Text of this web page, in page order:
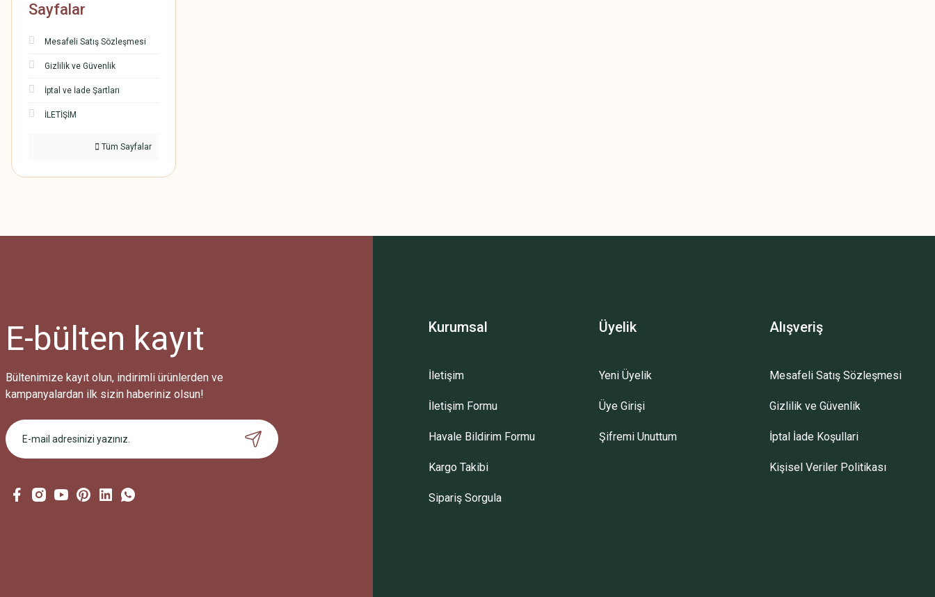
Sayfalar
Mesafeli Satış Sözleşmesi
Gizlilik ve Güvenlik
İptal ve İade Şartları
İLETİŞİM
Tüm Sayfalar
E-bülten kayıt
Bültenimize kayıt olun, indirimli ürünlerden ve
kampanyalardan ilk sizin haberiniz olsun!
Kurumsal
İletişim
İletişim Formu
Havale Bildirim Formu
Kargo Takibi
Sipariş Sorgula
Üyelik
Yeni Üyelik
Üye Girişi
Şifremi Unuttum
Alışveriş
Mesafeli Satış Sözleşmesi
Gizlilik ve Güvenlik
İptal İade Koşullari
Kişisel Veriler Politikası